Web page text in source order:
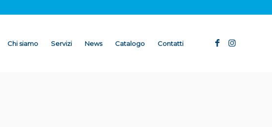
Chi siamo Servizi News Catalogo Contatti